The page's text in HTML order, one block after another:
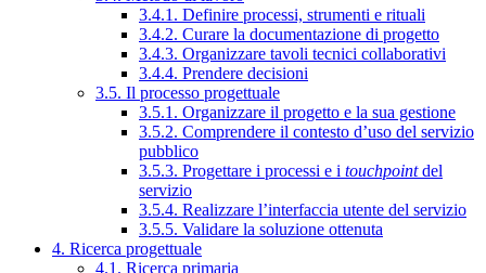
3.4.1. Definire processi, strumenti e rituali
3.4.2. Curare la documentazione di progetto
3.4.3. Organizzare tavoli tecnici collaborativi
3.4.4. Prendere decisioni
3.5. Il processo progettuale
3.5.1. Organizzare il progetto e la sua gestione
3.5.2. Comprendere il contesto d’uso del servizio
pubblico
3.5.3. Progettare i processi e i touchpointdel
servizio
3.5.4. Realizzare l’interfaccia utente del servizio
3.5.5. Validare la soluzione ottenuta
4. Ricerca progettuale
4.1. Ricerca primaria